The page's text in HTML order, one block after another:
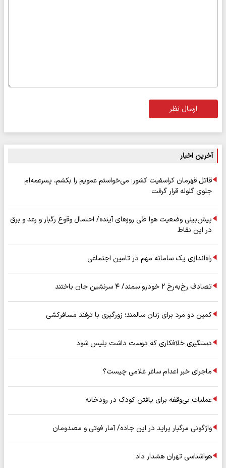
ارسال نظر
آخرین اخبار
قاتل قهرمان کراسفیت کشور: می‌خواستم عمویم را بکشم، پسرعمه‌ام
جلوی گلوله قرار گرفت
پیش‌بینی وضعیت هوا طی روزهای آینده/ احتمال وقوع رگبار و رعد و برق
در این نقاط
راه‌اندازی یک سامانه مهم در تامین اجتماعی
تصادف رخ‌به‌رخ ۲ خودرو سمند/ ۴ سرنشین جان باختند
کمین دو مرد برای زنان سالمند؛ زورگیری با ترفند مسافرکشی
دستگیری خلافکاری که دوست داشت پلیس شود
ماجرای خبر اعدام ساغر غلامی چیست؟
عملیات بی‌وقفه برای یافتن کودک در رودخانه
واژگونی مرگبار پراید در این جاده/ آمار فوتی و مصدومان
هواشناسی تهران هشدار داد